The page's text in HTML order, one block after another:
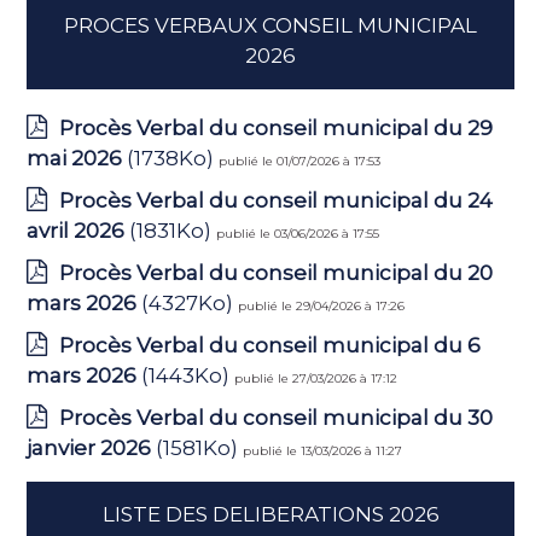
PROCES VERBAUX CONSEIL MUNICIPAL
2026
Procès Verbal du conseil municipal du 29
mai 2026 (1738Ko) publié le 01/07/2026 à 17:53
Procès Verbal du conseil municipal du 24
avril 2026 (1831Ko) publié le 03/06/2026 à 17:55
Procès Verbal du conseil municipal du 20
mars 2026 (4327Ko) publié le 29/04/2026 à 17:26
Procès Verbal du conseil municipal du 6
mars 2026 (1443Ko) publié le 27/03/2026 à 17:12
Procès Verbal du conseil municipal du 30
janvier 2026 (1581Ko) publié le 13/03/2026 à 11:27
LISTE DES DELIBERATIONS 2026